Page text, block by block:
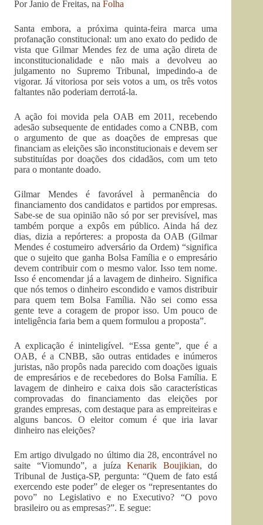
Por Janio de Freitas, na Folha
Santa embora, a próxima quinta-feira marca uma
profanação constitucional: um ano exato do pedido de
vista que Gilmar Mendes fez de uma ação direta de
inconstitucionalidade e não mais a devolveu ao
julgamento no Supremo Tribunal, impedindo-a de
vigorar. Já vitoriosa por seis votos a um, os três votos
faltantes não poderiam derrotá-la.
A ação foi movida pela OAB em 2011, recebendo
adesão subsequente de entidades como a CNBB, com
o argumento de que as doações de empresas que
financiam as eleições são inconstitucionais e devem ser
substituídas por doações dos cidadãos, com um teto
para o montante doado.
Gilmar Mendes é favorável à permanência do
financiamento dos candidatos e partidos por empresas.
Sabe-se de sua opinião não só por ser previsível, mas
também porque a expôs em público. Ainda há dez
dias, dizia a repórteres: a proposta da OAB (Gilmar
Mendes é costumeiro adversário da Ordem) “significa
que o sujeito que ganha Bolsa Família e o empresário
devem contribuir com o mesmo valor. Isso tem nome.
Isso é encomendar já a lavagem de dinheiro. Significa
que nós temos o dinheiro escondido e vamos distribuir
para quem tem Bolsa Família. Não sei como essa
gente teve a coragem de propor isso. Um pouco de
inteligência faria bem a quem formulou a proposta”.
A explicação é ininteligível. “Essa gente”, que é a
OAB, é a CNBB, são outras entidades e inúmeros
juristas, não propôs nada parecido com doações iguais
de empresários e de recebedores do Bolsa Família. E
lavagem de dinheiro e caixa dois são características
comprovadas do financiamento das eleições por
grandes empresas, com destaque para as empreiteiras e
alguns bancos. O eleitor comum é que iria lavar
dinheiro nas eleições?
Em artigo divulgado no último dia 28, encontrável no
saite “Viomundo”, a juízaKenarik Boujikian, do
Tribunal de Justiça-SP, pergunta: “Quem de fato está
exercendo este poder” de eleger os “representantes do
povo” no Legislativo e no Executivo? “O povo
brasileiro ou as empresas?”. E segue: